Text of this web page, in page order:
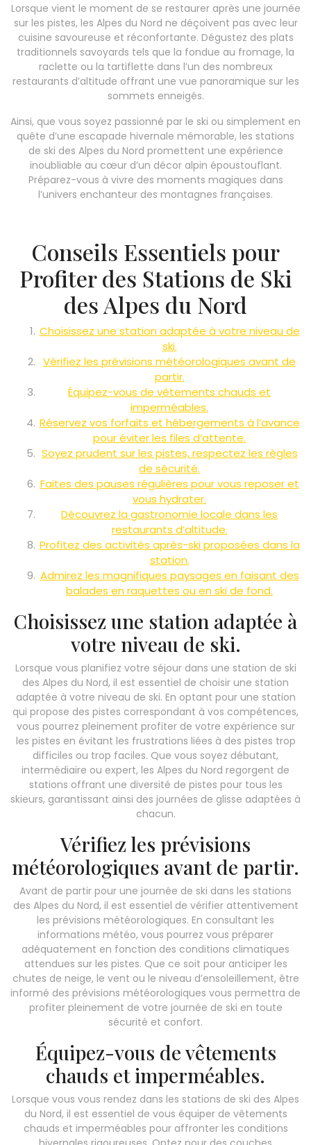
Lorsque vient le moment de se restaurer après une journée
sur les pistes, les Alpes du Nord ne déçoivent pas avec leur
cuisine savoureuse et réconfortante. Dégustez des plats
traditionnels savoyards tels que la fondue au fromage, la
raclette ou la tartiflette dans l’un des nombreux
restaurants d’altitude offrant une vue panoramique sur les
sommets enneigés.
Ainsi, que vous soyez passionné par le ski ou simplement en
quête d’une escapade hivernale mémorable, les stations
de ski des Alpes du Nord promettent une expérience
inoubliable au cœur d’un décor alpin époustouflant.
Préparez-vous à vivre des moments magiques dans
l’univers enchanteur des montagnes françaises.
Conseils Essentiels pour
Profiter des Stations de Ski
des Alpes du Nord
Choisissez une station adaptée à votre niveau de
ski.
Vérifiez les prévisions météorologiques avant de
partir.
Équipez-vous de vêtements chauds et
imperméables.
Réservez vos forfaits et hébergements à l’avance
pour éviter les files d’attente.
Soyez prudent sur les pistes, respectez les règles
de sécurité.
Faites des pauses régulières pour vous reposer et
vous hydrater.
Découvrez la gastronomie locale dans les
restaurants d’altitude.
Profitez des activités après-ski proposées dans la
station.
Admirez les magnifiques paysages en faisant des
balades en raquettes ou en ski de fond.
Choisissez une station adaptée à
votre niveau de ski.
Lorsque vous planifiez votre séjour dans une station de ski
des Alpes du Nord, il est essentiel de choisir une station
adaptée à votre niveau de ski. En optant pour une station
qui propose des pistes correspondant à vos compétences,
vous pourrez pleinement profiter de votre expérience sur
les pistes en évitant les frustrations liées à des pistes trop
difficiles ou trop faciles. Que vous soyez débutant,
intermédiaire ou expert, les Alpes du Nord regorgent de
stations offrant une diversité de pistes pour tous les
skieurs, garantissant ainsi des journées de glisse adaptées à
chacun.
Vérifiez les prévisions
météorologiques avant de partir.
Avant de partir pour une journée de ski dans les stations
des Alpes du Nord, il est essentiel de vérifier attentivement
les prévisions météorologiques. En consultant les
informations météo, vous pourrez vous préparer
adéquatement en fonction des conditions climatiques
attendues sur les pistes. Que ce soit pour anticiper les
chutes de neige, le vent ou le niveau d’ensoleillement, être
informé des prévisions météorologiques vous permettra de
profiter pleinement de votre journée de ski en toute
sécurité et confort.
Équipez-vous de vêtements
chauds et imperméables.
Lorsque vous vous rendez dans les stations de ski des Alpes
du Nord, il est essentiel de vous équiper de vêtements
chauds et imperméables pour affronter les conditions